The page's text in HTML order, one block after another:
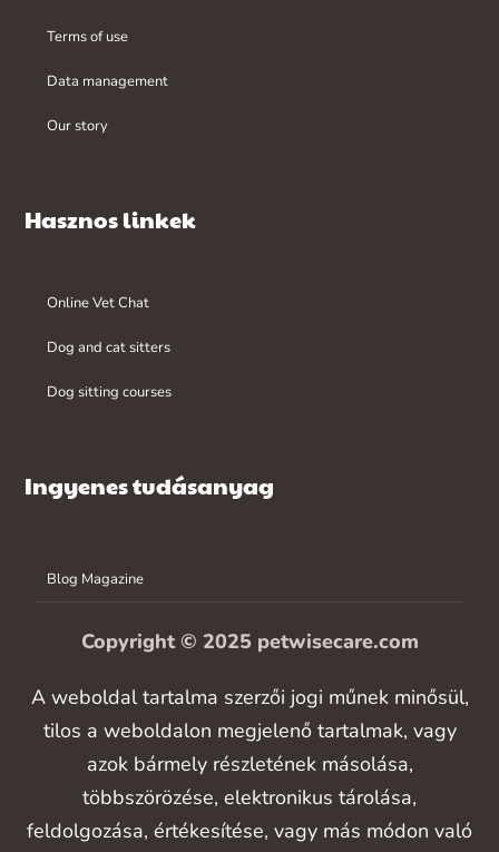
Terms of use
Data management
Our story
Hasznos linkek
Online Vet Chat
Dog and cat sitters
Dog sitting courses
Ingyenes tudásanyag
Blog Magazine
Copyright © 2025 petwisecare.com
A weboldal tartalma szerzői jogi műnek minősül,
tilos a weboldalon megjelenő tartalmak, vagy
azok bármely részletének másolása,
többszörözése, elektronikus tárolása,
feldolgozása, értékesítése, vagy más módon való